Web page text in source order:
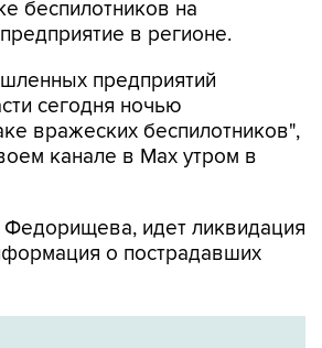
беспилотников на
в регионе.
предприятий
сегодня ночью
вражеских беспилотников",
канале в Max утром в
идет ликвидация
о пострадавших